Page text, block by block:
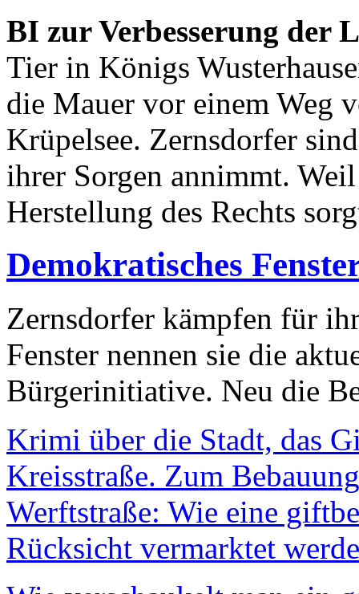
BI zur Verbesserung der
Tier in Königs
die Mauer vor einem Weg
Krüpelsee. Zernsdorfer
ihrer Sorgen annimmt.
Herstellung des Rechts
Demokratisches
Zernsdorfer kämpfen für
Fenster nennen sie die
Bürgerinitiative. Neu die
Krimi über die Stadt, das
Kreisstraße. Zum
Werftstraße: Wie eine
Rücksicht vermarktet